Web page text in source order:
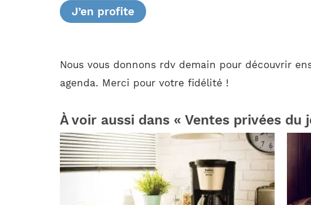
J’en profite
Nous vous donnons rdv demain pour découvrir
agenda. Merci pour votre fidélité !
À voir aussi dans « Ventes privées du